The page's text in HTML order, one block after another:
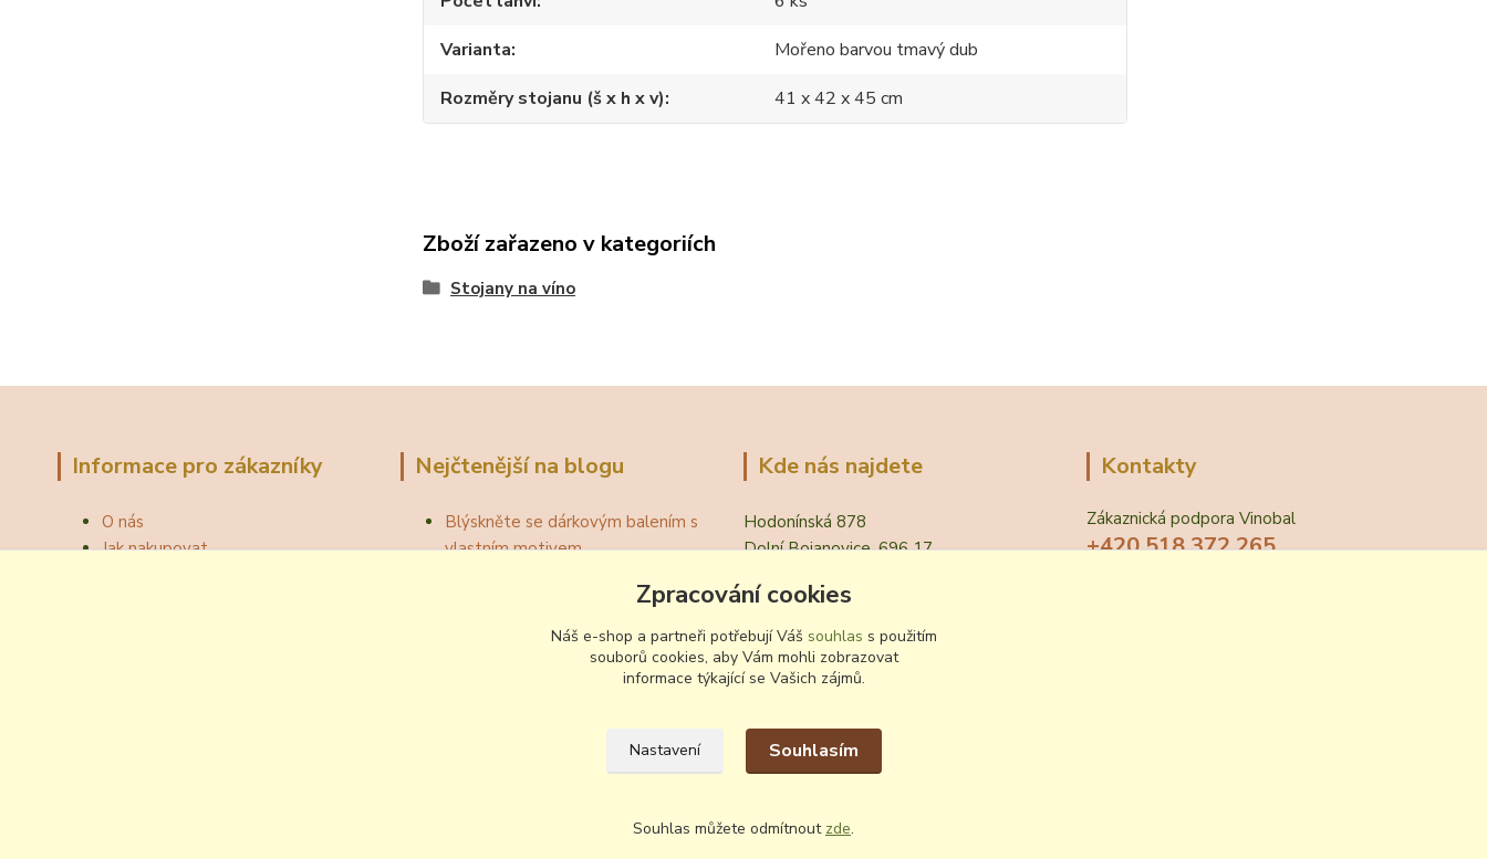
Varianta
Mořeno barvou tmavý dub
Rozměry stojanu (š x h x v)
41 x 42 x 45 cm
Zboží zařazeno v kategoriích
Stojany na víno
Informace pro zákazníky
O nás
Jak nakupovat
Nejčtenější na blogu
Blýskněte se dárkovým balením s
vlastním motivem
Jak otevřít víno bez vývrtky?
Národní zvyklosti pití vína
Odzátkování a nalévání vína
Kde nás najdete
Hodonínská 878
Dolní Bojanovice, 696 17
Kontakty
Zákaznická podpora Vinobal
+420 518 372 265
Zpracování cookies
Náš e-shop a partneři potřebují Váš souhlas s použitím
souborů cookies, aby Vám mohli zobrazovat
informace týkající se Vašich zájmů.
Nastavení Souhlasím
Souhlas můžete odmítnout zde.